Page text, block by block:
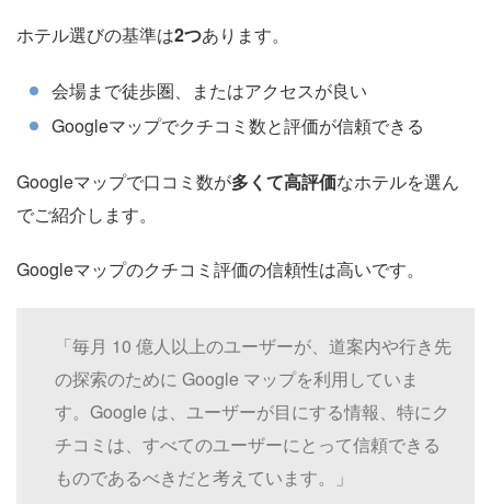
ホテル選びの基準は2つあります。
会場まで徒歩圏、またはアクセスが良い
Googleマップでクチコミ数と評価が信頼できる
Googleマップで口コミ数が多くて高評価なホテルを選ん
でご紹介します。
Googleマップのクチコミ評価の信頼性は高いです。
「毎月 10 億人以上のユーザーが、道案内や行き先
の探索のために Google マップを利用していま
す。Google は、ユーザーが目にする情報、特にク
チコミは、すべてのユーザーにとって信頼できる
ものであるべきだと考えています。」